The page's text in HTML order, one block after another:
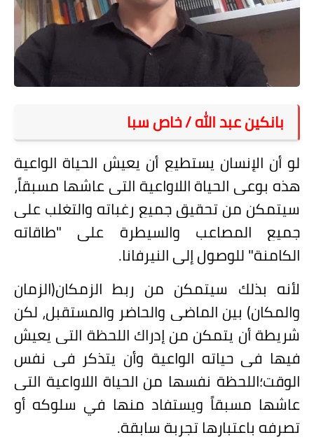
على مقام سبا
فيديوهات
أعداد جريدة سبا
بانكين عبد الله / خاص سبا
لو أن الإنسان يستطيع أن يعيش الحياة الواعية
هذه بوعي الحياة اللاواعية التي عاشها مسبقاً،
سيتمكن من تحقيق جميع رغباته والتغلب على
جميع المصاعب والسيطرة على "طاقاته
الكامنة" للوصول إلى النيرفانا.
لأنه بذلك سيتمكن من ربط الزمكان(الزمان
والمكان) بين الماضي والحاضر والمستقبل، لكن
شريطة أن يتمكن من إدراك اللحظة التي يعيش
فيها في حياته الواعية وأن يتذكر في نفس
الوقت؛اللحظة نفسها من الحياة اللاواعية التي
عاشها مسبقاً ويستفاد منها في سلوكه أو
تصرفه باعتبارها تجربة سابقة.